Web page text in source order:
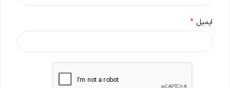
ایمیل *